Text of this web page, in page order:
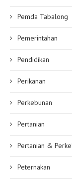
Pemda Tabalong
Pemerintahan
Pendidikan
Perikanan
Perkebunan
Pertanian
Pertanian &
Peternakan